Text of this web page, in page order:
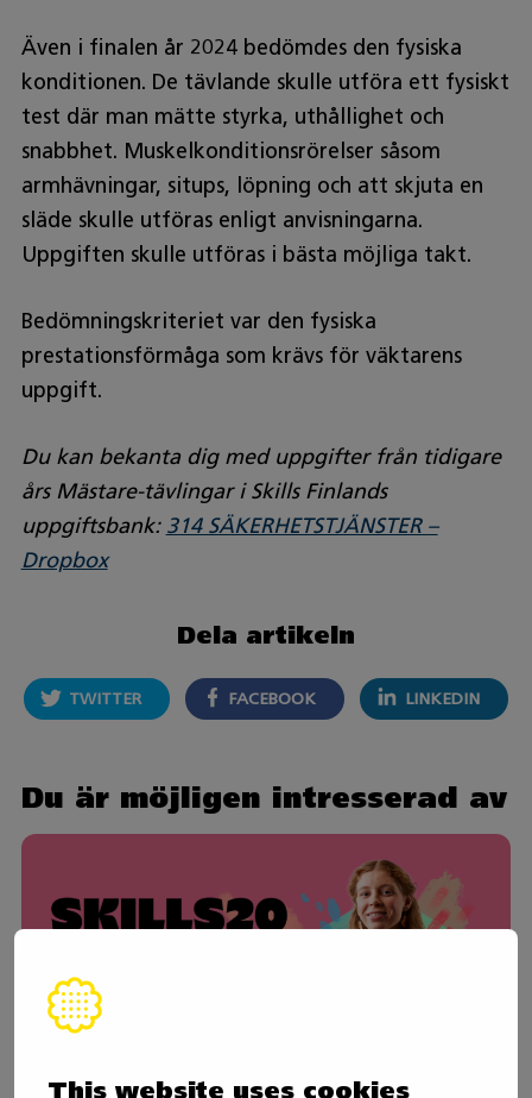
This website uses cookies
Även i finalen år 2024 bedömdes den fysiska
konditionen. De tävlande skulle utföra ett fysiskt
test där man mätte styrka, uthållighet och
snabbhet. Muskelkonditionsrörelser såsom
armhävningar, situps, löpning och att skjuta en
släde skulle utföras enligt anvisningarna.
Uppgiften skulle utföras i bästa möjliga takt.
Bedömningskriteriet var den fysiska
prestationsförmåga som krävs för väktarens
uppgift.
Du kan bekanta dig med uppgifter från tidigare
års Mästare-tävlingar i Skills Finlands
uppgiftsbank: 314 SÄKERHETSTJÄNSTER –
Dropbox
Dela artikeln
TWITTER FACEBOOK LINKEDIN
Du är möjligen intresserad av